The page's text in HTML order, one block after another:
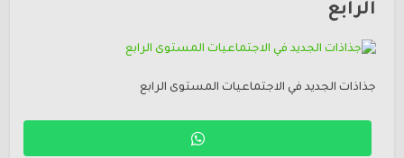
الرابع
جذاذات الجديد في الاجتماعيات المستوى الرابع